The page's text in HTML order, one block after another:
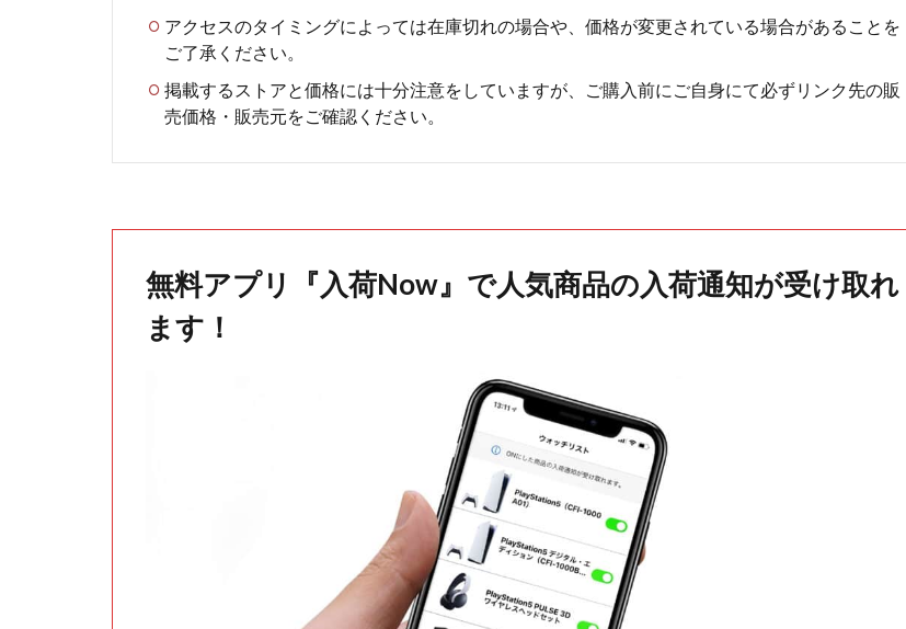
アクセスのタイミングによっては在庫切れの場合や、価格が変更されている場合があることを
ご了承ください。
掲載するストアと価格には十分注意をしていますが、ご購入前にご自身にて必ずリンク先の販
売価格・販売元をご確認ください。
無料アプリ『入荷Now』で人気商品の入荷通知が受け取れ
ます！